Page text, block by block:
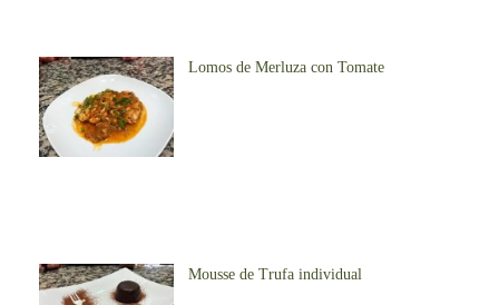
Lomos de Merluza con Tomate
Mousse de Trufa individual